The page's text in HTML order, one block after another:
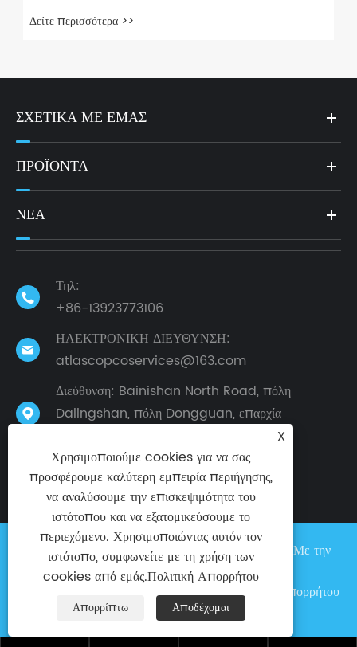
Δείτε περισσότερα >>
ΣΧΕΤΙΚΆ ΜΕ ΕΜΆΣ
ΠΡΟΪΌΝΤΑ
ΝΈΑ

Τηλ:
+86-13923773106

ΗΛΕΚΤΡΟΝΙΚΗ ΔΙΕΥΘΥΝΣΗ:
atlascopcoservices@163.com

Διεύθυνση: Bainishan North Road, πόλη
Dalingshan, πόλη Dongguan, επαρχία
Πνευματικά δικαιώματα © 2024 Taike Factory Με την
επιφύλαξη παντός δικαιώματος
RSS | XML | Πολιτική Απορρήτου
|
X
Χρησιμοποιούμε cookies για να σας
προσφέρουμε καλύτερη εμπειρία περιήγησης,
να αναλύσουμε την επισκεψιμότητα του
ιστότοπου και να εξατομικεύσουμε το
περιεχόμενο. Χρησιμοποιώντας αυτόν τον
ιστότοπο, συμφωνείτε με τη χρήση των
cookies από εμάς.Πολιτική Απορρήτου
Απορρίπτω Αποδέχομαι